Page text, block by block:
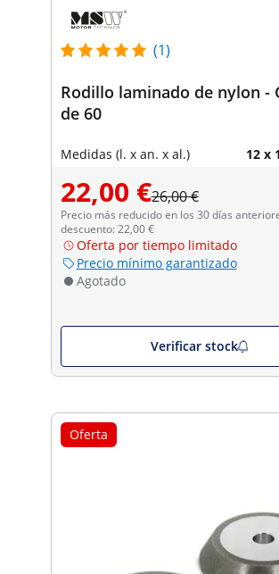
(1)
Rodillo laminado de nylon -
de 60
Medidas (l. x an. x al.) 12 x
22,00 €26,00 €
Precio más reducido en los 30 días
descuento: 22,00 €
Oferta por tiempo limitado
Precio mínimo garantizado
Agotado
Verificar stock
Oferta